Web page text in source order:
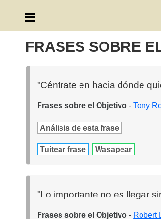
FRASES SOBRE
"Céntrate en hacia dónde
Frases sobre el Objetivo -Tony
Análisis de esta frase
Tuitear frase Wasapear
"Lo importante no es llegar
Frases sobre el Objetivo - Robert